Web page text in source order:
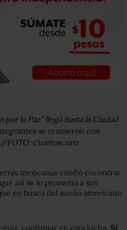
por la Paz” llegó hasta la Ciudad
se reunieron con
FOTO: Cuartoscuro
mexicanas confió encontrar
así se lo prometió a sus
en busca del sueño americano
continuar en esta lucha. Si